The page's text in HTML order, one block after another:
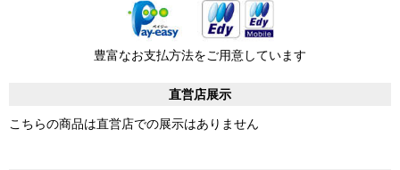
豊富なお支払方法をご用意しています
直営店展示
こちらの商品は直営店での展示はありません